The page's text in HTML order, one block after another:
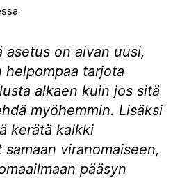
asetus on aivan uusi,
helpompaa tarjota
alkaen kuin jos sitä
myöhemmin. Lisäksi
kerätä kaikki
viranomaiseen,
pääsyn